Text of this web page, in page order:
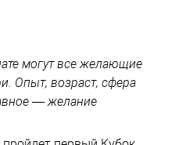
могут все желающие
Опыт, возраст, сфера
— желание